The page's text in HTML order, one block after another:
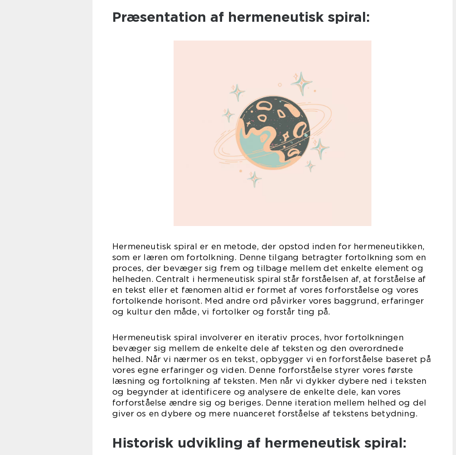
Præsentation af hermeneutisk spiral:
Hermeneutisk spiral er en metode, der opstod inden for hermeneutikken,
som er læren om fortolkning. Denne tilgang betragter fortolkning som en
proces, der bevæger sig frem og tilbage mellem det enkelte element og
helheden. Centralt i hermeneutisk spiral står forståelsen af, at forståelse af
en tekst eller et fænomen altid er formet af vores forforståelse og vores
fortolkende horisont. Med andre ord påvirker vores baggrund, erfaringer
og kultur den måde, vi fortolker og forstår ting på.
Hermeneutisk spiral involverer en iterativ proces, hvor fortolkningen
bevæger sig mellem de enkelte dele af teksten og den overordnede
helhed. Når vi nærmer os en tekst, opbygger vi en forforståelse baseret på
vores egne erfaringer og viden. Denne forforståelse styrer vores første
læsning og fortolkning af teksten. Men når vi dykker dybere ned i teksten
og begynder at identificere og analysere de enkelte dele, kan vores
forforståelse ændre sig og beriges. Denne iteration mellem helhed og del
giver os en dybere og mere nuanceret forståelse af tekstens betydning.
Historisk udvikling af hermeneutisk spiral: